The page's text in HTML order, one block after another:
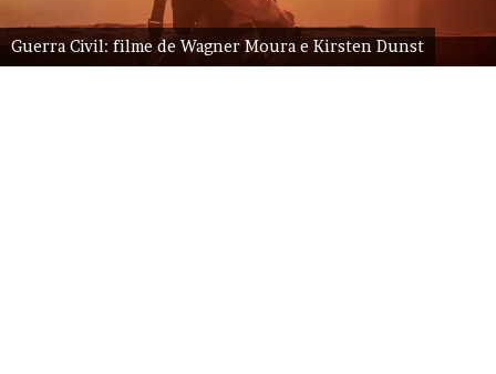
Guerra Civil: filme de Wagner Moura e Kirsten Dunst